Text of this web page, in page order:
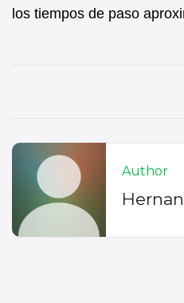
los tiempos de paso
Author